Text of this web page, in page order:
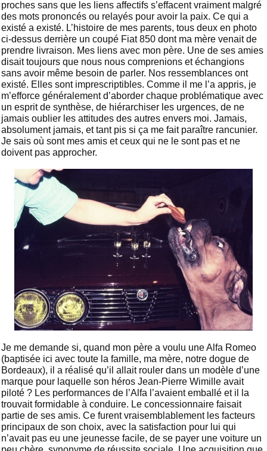
proches sans que les liens affectifs s’effacent vraiment malgré
des mots prononcés ou relayés pour avoir la paix. Ce qui a
existé a existé. L’histoire de mes parents, tous deux en photo
ci-dessus derrière un coupé Fiat 850 dont ma mère venait de
prendre livraison. Mes liens avec mon père. Une de ses amies
disait toujours que nous nous comprenions et échangions
sans avoir même besoin de parler. Nos ressemblances ont
existé. Elles sont imprescriptibles. Comme il me l’a appris, je
m’efforce généralement d’aborder chaque problématique avec
un esprit de synthèse, de hiérarchiser les urgences, de ne
jamais oublier les attitudes des autres envers moi. Jamais,
absolument jamais, et tant pis si ça me fait paraître rancunier.
Je sais où sont mes amis et ceux qui ne le sont pas et ne
doivent pas approcher.
Je me demande si, quand mon père a voulu une Alfa Romeo
(baptisée ici avec toute la famille, ma mère, notre dogue de
Bordeaux), il a réalisé qu’il allait rouler dans un modèle d’une
marque pour laquelle son héros Jean-Pierre Wimille avait
piloté ? Les performances de l’Alfa l’avaient emballé et il la
trouvait formidable à conduire. Le concessionnaire faisait
partie de ses amis. Ce furent vraisemblablement les facteurs
principaux de son choix, avec la satisfaction pour lui qui
n’avait pas eu une jeunesse facile, de se payer une voiture un